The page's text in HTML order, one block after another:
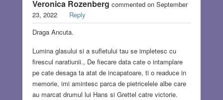
Veronica Rozenberg commented on September
23, 2022
Reply
Draga Ancuta.
Lumina glasului si a sufletului tau se impletesc cu
firescul naratiunii., De fiecare data cate o intamplare
pe cate desaga ta atat de incapatoare, ti o readuce in
memorie, imi amintesc parca de pietricelele albe care
au marcat drumul lui Hans si Grettel catre victorie.